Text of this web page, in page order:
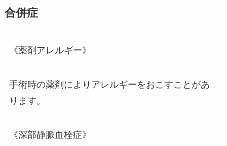
合併症
《薬剤アレルギー》
手術時の薬剤によりアレルギーをおこすことがあ
ります。
《深部静脈血栓症》